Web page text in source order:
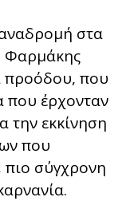
στα
Φαρμάκης
προόδου, που
που έρχονταν
την εκκίνηση
που
σύγχρονη